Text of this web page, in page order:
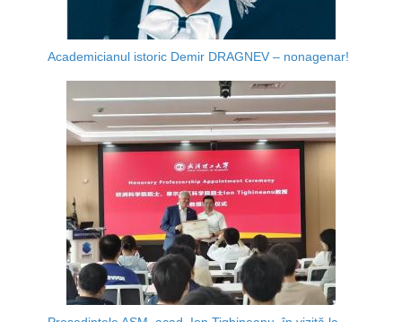
Academicianul istoric Demir DRAGNEV – nonagenar!